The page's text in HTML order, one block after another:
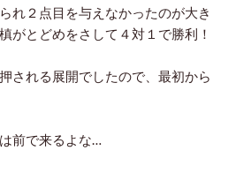
れ２点目を与えなかったのが大き
がとどめをさして４対１で勝利！
される展開でしたので、最初から
前で来るよな…